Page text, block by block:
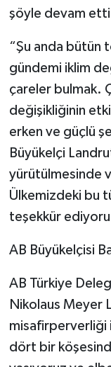
şöyle devam
“Şu anda bütün
gündemi iklim
çareler bulmak.
değişikliğinin
erken ve güçlü
Büyükelçi
yürütülmesinde
Ülkemizdeki bu
teşekkür
AB Büyükelçisi
AB Türkiye
Nikolaus Meyer
misafirperverliği
dört bir